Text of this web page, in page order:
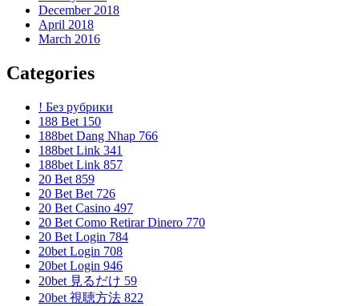
December 2018
April 2018
March 2016
Categories
! Без рубрики
188 Bet 150
188bet Dang Nhap 766
188bet Link 341
188bet Link 857
20 Bet 859
20 Bet Bet 726
20 Bet Casino 497
20 Bet Como Retirar Dinero 770
20 Bet Login 784
20bet Login 708
20bet Login 946
20bet 見るだけ 59
20bet 視聴方法 822